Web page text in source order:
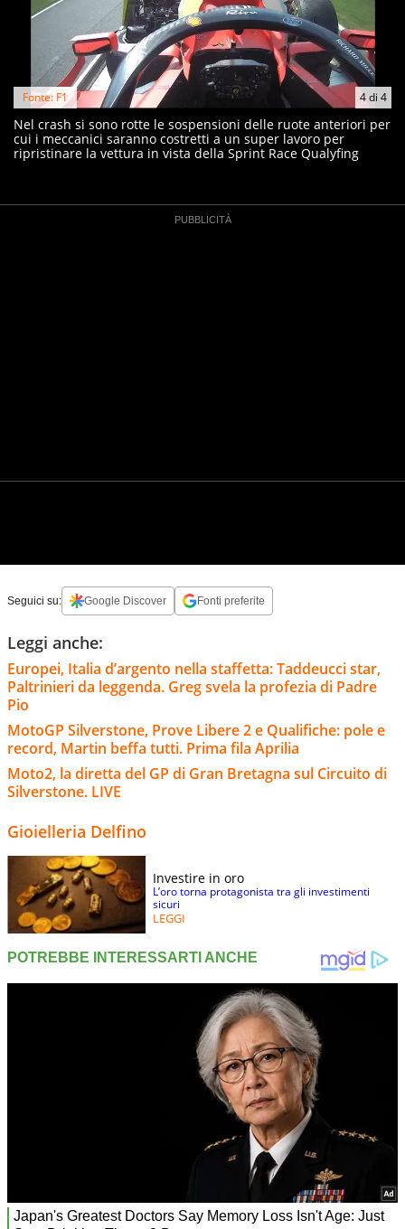
4di 4
Fonte: F1
Nel crash si sono rotte le sospensioni delle ruote anteriori per
cui i meccanici saranno costretti a un super lavoro per
ripristinare la vettura in vista della Sprint Race Qualyfing
Seguici su: Google Discover Fonti preferite
Leggi anche:
Europei, Italia d’argento nella staffetta: Taddeucci star,
Paltrinieri da leggenda. Greg svela la profezia di Padre
Pio
MotoGP Silverstone, Prove Libere 2 e Qualifiche: pole e
record, Martin beffa tutti. Prima fila Aprilia
Moto2, la diretta del GP di Gran Bretagna sul Circuito di
Silverstone. LIVE
Gioielleria Delfino
Investire in oro
L’oro torna protagonista tra gli investimenti
sicuri
LEGGI